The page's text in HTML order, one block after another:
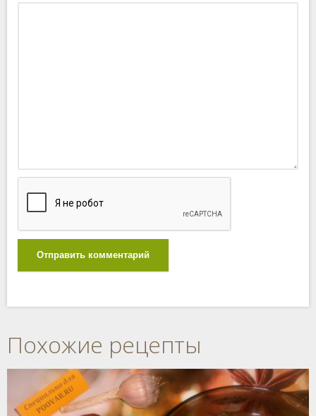
Отправить комментарий
Похожие рецепты